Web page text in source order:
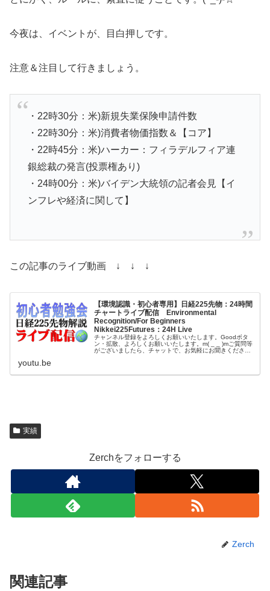
今夜は、イベントが、目白押しです。
注意＆注目して行きましょう。
・22時30分：米)新規失業保険申請件数
・22時30分：米)消費者物価指数＆【コア】
・22時45分：米)ハーカー：フィラデルフィア連
銀総裁の発言(投票権あり)
・24時00分：米)バイデン大統領の記者会見【イ
ンフレや経済に関して】
この記事のライブ動画 ↓ ↓ ↓
【環境認識・初心者専用】日経225先物：24時間
チャートライブ配信 Environmental
Recognition/For Beginners
Nikkei225Futures：24H Live
チャンネル登録をよろしくお願いいたします。Goodボタ
ン・拡散、よろしくお願いいたします。m( _ _ )mご質問等
がございましたら、チャットで、お気軽にお聞きください
youtu.be
実績
Zerchをフォローする
Zerch
関連記事